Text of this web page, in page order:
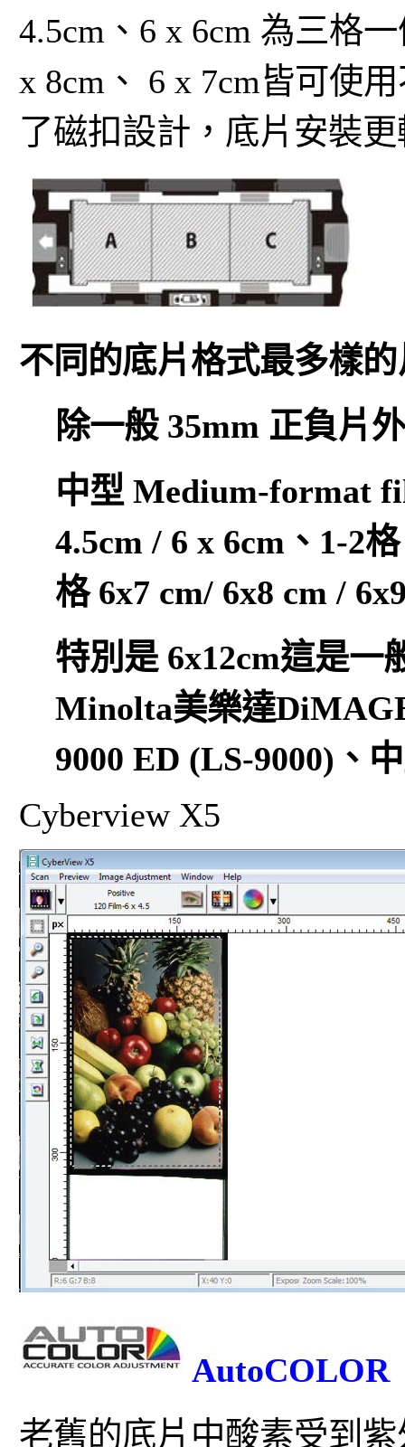
4.5cm、6 x 6cm 為三格
x 8cm、 6 x 7cm皆可使
了磁扣設計，底片安裝
不同的底片格式最多樣
除一般 35mm 正負片外
中型 Medium-format
4.5cm / 6 x 6cm、1-2
格 6x7 cm/ 6x8 cm /
特別是 6x12cm這是一
Minolta美樂達
9000 ED (LS-9000)、
Cyberview X5
AutoCOLOR
老舊的底片中酸素受到